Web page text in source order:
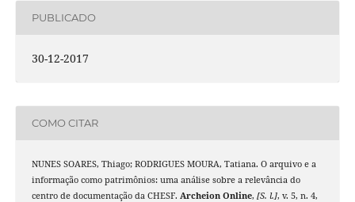
PUBLICADO
30-12-2017
COMO CITAR
NUNES SOARES, Thiago; RODRIGUES MOURA, Tatiana. O arquivo e a
informação como patrimônios: uma análise sobre a relevância do
centro de documentação da CHESF. Archeion Online, [S. l.], v. 5, n. 4,